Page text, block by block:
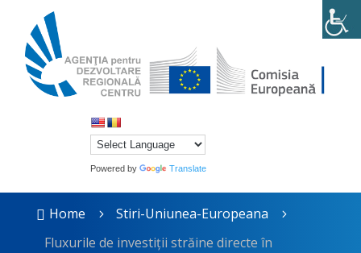
Powered by Translate
 Home 5 Stiri-Uniunea-Europeana 5
Fluxurile de investiții străine directe în